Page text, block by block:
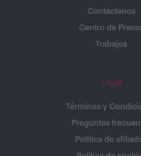
Contáctenos
Centro de
Trabajos
Legal
Términos y
Preguntas
Política de